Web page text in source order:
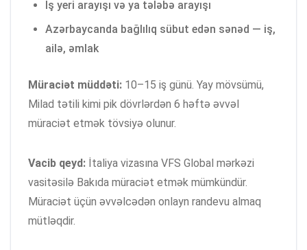
İş yeri arayışı və ya tələbə arayışı
Azərbaycanda bağlılıq sübut edən sənəd — iş,
ailə, əmlak
Müraciət müddəti: 10–15 iş günü. Yay mövsümü,
Milad tətili kimi pik dövrlərdən 6 həftə əvvəl
müraciət etmək tövsiyə olunur.
Vacib qeyd: İtaliya vizasına VFS Global mərkəzi
vasitəsilə Bakıda müraciət etmək mümkündür.
Müraciət üçün əvvəlcədən onlayn randevu almaq
mütləqdir.